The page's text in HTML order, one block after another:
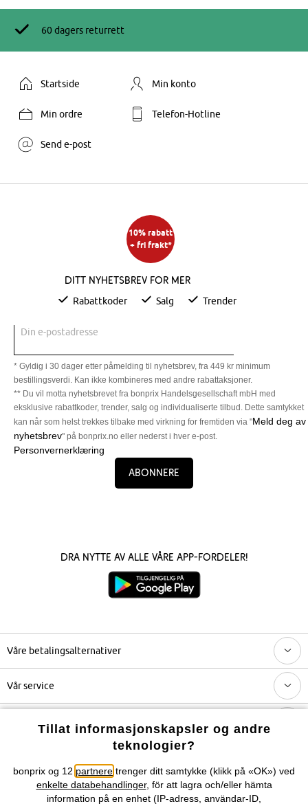
60 dagers returrett
Startside Min konto
Min ordre Telefon-Hotline
Send e-post
10% rabatt
+ fri frakt*
Ditt nyhetsbrev for mer
Rabattkoder Salg Trender
Din e-postadresse
* Gyldig i 30 dager etter påmelding til nyhetsbrev, fra 449 kr minimum
bestillingsverdi. Kan ikke kombineres med andre rabattaksjoner.
** Du vil motta nyhetsbrevet fra bonprix Handelsgesellschaft mbH med
eksklusive rabattkoder, trender, salg og individualiserte tilbud. Dette samtykket
kan når som helst trekkes tilbake med virkning for fremtiden via "Meld deg av
nyhetsbrev" på bonprix.no eller nederst i hver e-post.
Personvernerklæring
Abonnere
Dra nytte av alle våre app-fordeler!
Våre betalingsalternativer
Vår service
Topkategorier / Sesongvarer
Tillat informasjonskapsler og andre
teknologier?
bonprix og 12 partnere trenger ditt samtykke (klikk på «OK») ved
enkelte databehandlinger, för att lagra och/eller hämta
information på en enhet (IP-adress, användar-ID,